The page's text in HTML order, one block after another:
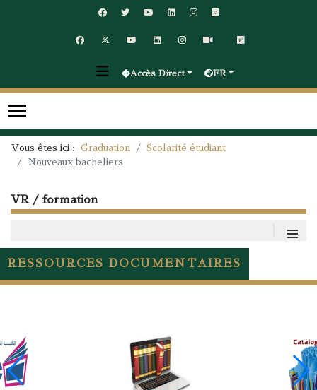
Accès Direct FR
Vous êtes ici : Graduation
Scolarité étudiant
Nouveaux bacheliers
VR / formation
≡
RESSOURCES DOCUMENTAIRES